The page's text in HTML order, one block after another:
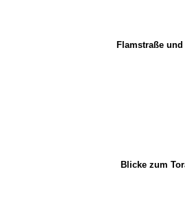
Flamstraße
Blicke zum